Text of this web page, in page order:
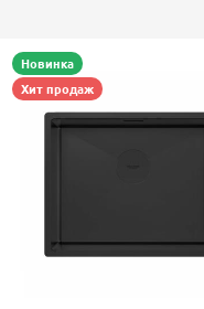
Новинка
Хит продаж